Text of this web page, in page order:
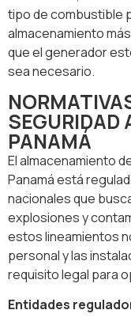
tipo de combustible
almacenamiento
que el generador
sea necesario.
SEGURIDAD
PANAMÁ
El almacenamiento
Panamá está
nacionales que
explosiones y
estos lineamientos
personal y las
requisito legal para
Entidades